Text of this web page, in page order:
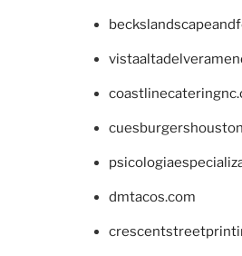
dmtacos.com